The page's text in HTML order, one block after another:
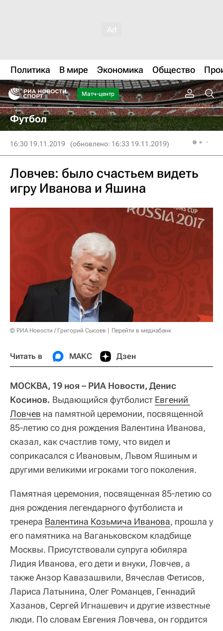
Политика В мире Экономика Общество
Матч-центр
Футбол
16:30 19.11.2019 (обновлено: 16:33 19.11.2019)
Ловчев: было счастьем видеть
игру Иванова и Яшина
© РИА Новости / Григорий Сысоев Перейти в медиабанк
Читать в МАКС Дзен
МОСКВА, 19 ноя – РИА Новости, Денис
Косинов. Выдающийся футболист Евгений
Ловчев на памятной церемонии, посвященной
85-летию со дня рождения Валентина Иванова,
сказал, как счастлив тому, что видел и
соприкасался с Ивановым, Львом Яшиным и
другими великими игроками того поколения.
Памятная церемония, посвященная 85-летию со
дня рождения легендарного футболиста и
тренера Валентина Козьмича Иванова, прошла у
его памятника на Ваганьковском кладбище
Москвы. Присутствовали супруга юбиляра
Лидия Иванова, его дети и внуки, Ловчев, а
также Анзор Кавазашвили, Вячеслав Фетисов,
Лариса Латынина, Олег Романцев, Геннадий
Хазанов, Сергей Игнашевич и другие известные
люди. По словам Евгения Ловчева, он гордится